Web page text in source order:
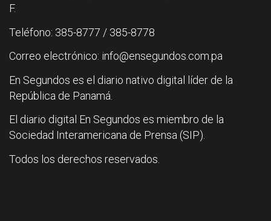
F.
Teléfono: 385-8777 / 385-8778
Correo electrónico: info@ensegundos.com.pa
En Segundos es el diario nativo digital líder de la
República de Panamá.
El diario digital En Segundos es miembro de la
Sociedad Interamericana de Prensa (SIP).
Todos los derechos reservados.